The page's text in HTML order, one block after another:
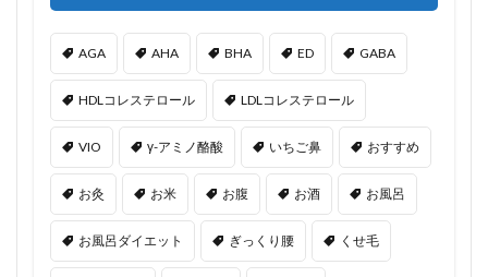
AGA AHA BHA ED GABA
HDLコレステロール LDLコレステロール
VIO γ-アミノ酪酸 いちご鼻 おすすめ
お灸 お米 お腹 お酒 お風呂
お風呂ダイエット ぎっくり腰 くせ毛